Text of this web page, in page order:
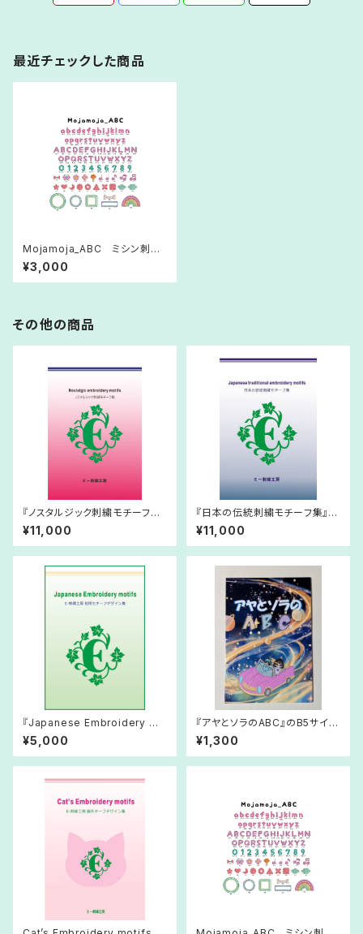
最近チェックした商品
Mojamoja_ABC ミシン刺繍
データ ダウンロード版
¥3,000
その他の商品
『ノスタルジック刺繍モチーフ集』
紅色表紙 (Nostalgic embr
oidery motifs)
¥11,000
『日本の伝統刺繍モチーフ集』ブ
ルー表紙 Japanese traditio
nal embroidery motifs
¥11,000
『Japanese Embroidery mo
tifs グリーン表紙 和柄モチーフ
デザイン集』ダウンロード版
¥5,000
『アヤとソラのABC』のB5サイズ
の絵本
¥1,300